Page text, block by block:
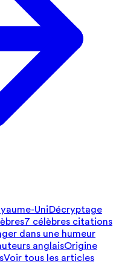
UniDécryptage
7 célèbres citations
dans une humeur
anglaisOrigine
Voir tous les articles